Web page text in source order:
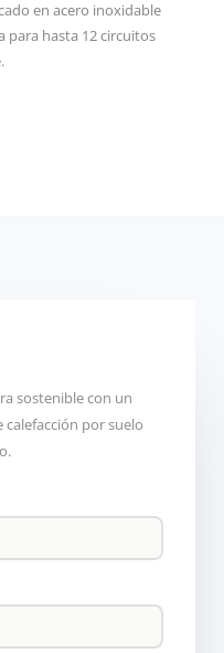
en acero inoxidable
para hasta 12 circuitos
sostenible con un
calefacción por suelo